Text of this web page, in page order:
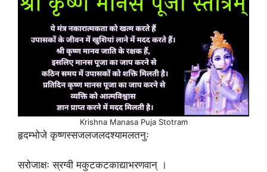
Krishna Manasa Puja Stotram
हृदम्भोजे कृष्णस्सजलजलदश्यामलतनुः
सरोजाक्षः स्रग्वी मकुटकटकाद्याभरणवान् ।